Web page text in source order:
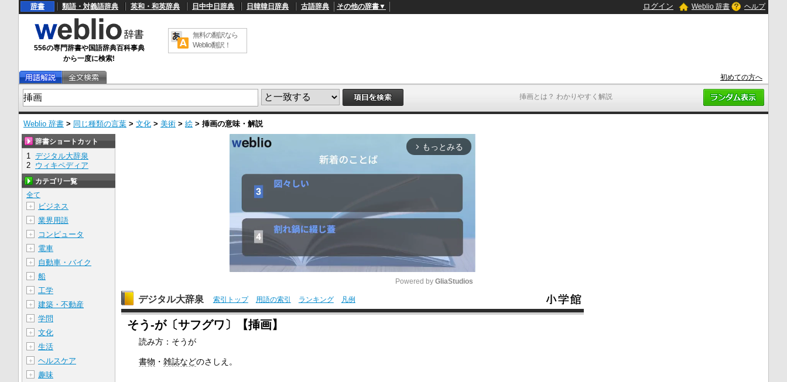
挿画とは？ わかりやすく解説
辞書 類語・対義語辞典 英和・和英辞典 日中中日辞典 日韓韓日辞典 古語辞典 その他の辞書▼ ログイン Weblio 辞書 ヘルプ
556の専門辞書や国語辞典百科事典
から一度に検索!
無料の翻訳なら
Weblio翻訳！
初めての方へ
Weblio 辞書 > 同じ種類の言葉 > 文化 > 美術 > 絵 > 挿画の意味・解説
arrow_forward_ios もっとみる
M
Powered by GliaStudios
デジタル大辞泉 索引トップ 用語の索引 ランキング 凡例
そう‐が〔サフグワ〕【挿画】
読み方：そうが
書物 ・雑誌などのさしえ。
辞書ショートカット
1 デジタル大辞泉
2 ウィキペディア
カテゴリ一覧
全て
＋
ビジネス
＋ 業界用語
＋ コンピュータ
＋ 電車
＋ 自動車・バイク
＋ 船
＋ 工学
＋ 建築・不動産
＋ 学問
＋ 文化
＋ 生活
＋ ヘルスケア
＋ 趣味